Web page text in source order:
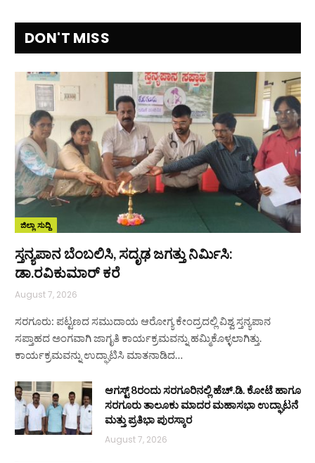
DON'T MISS
ಜಿಲ್ಲಾ ಸುದ್ದಿ
ಸ್ತನ್ಯಪಾನ ಬೆಂಬಲಿಸಿ, ಸದೃಢ ಜಗತ್ತು ನಿರ್ಮಿಸಿ:
ಡಾ.ರವಿಕುಮಾರ್ ಕರೆ
August 7, 2026
ಸರಗೂರು: ಪಟ್ಟಣದ ಸಮುದಾಯ ಆರೋಗ್ಯ ಕೇಂದ್ರದಲ್ಲಿ ವಿಶ್ವ ಸ್ತನ್ಯಪಾನ
ಸಪ್ತಾಹದ ಅಂಗವಾಗಿ ಜಾಗೃತಿ ಕಾರ್ಯಕ್ರಮವನ್ನು ಹಮ್ಮಿಕೊಳ್ಳಲಾಗಿತ್ತು.
ಕಾರ್ಯಕ್ರಮವನ್ನು ಉದ್ಘಾಟಿಸಿ ಮಾತನಾಡಿದ…
ಆಗಸ್ಟ್ 8ರಂದು ಸರಗೂರಿನಲ್ಲಿ ಹೆಚ್.ಡಿ. ಕೋಟೆ ಹಾಗೂ
ಸರಗೂರು ತಾಲೂಕು ಮಾದರ ಮಹಾಸಭಾ ಉದ್ಘಾಟನೆ
ಮತ್ತು ಪ್ರತಿಭಾ ಪುರಸ್ಕಾರ
August 7, 2026